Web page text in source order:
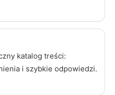
katalog treści:
i szybkie odpowiedzi.